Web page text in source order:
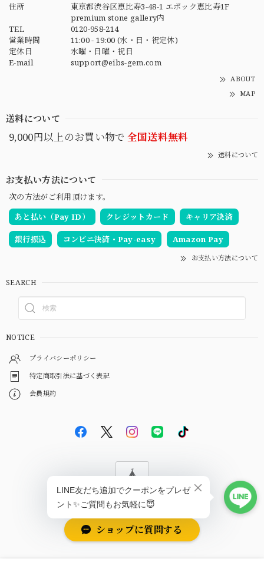
住所
東京都渋谷区恵比寿3-48-1 エポック恵比寿1F
premium stone gallery内
TEL
0120-958-214
営業時間
11:00 - 19:00 (水・日・祝定休)
定休日
水曜・日曜・祝日
E-mail
support@eibs-gem.com
ABOUT
MAP
送料について
9,000円以上のお買い物で 全国送料無料
送料について
お支払い方法について
次の方法がご利用頂けます。
あと払い（Pay ID）
クレジットカード キャリア決済
銀行振込 コンビニ決済・Pay-easy Amazon Pay
お支払い方法について
SEARCH
NOTICE
プライバシーポリシー
特定商取引法に基づく表記
会員規約
© EBiS GEM
ショップに質問する